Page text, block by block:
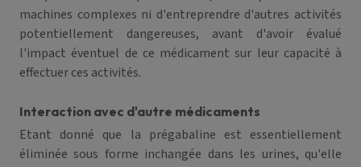
machines complexes ni d'entreprendre d'autres activités
potentiellement dangereuses, avant d'avoir évalué
l'impact éventuel de ce médicament sur leur capacité à
effectuer ces activités.
Interaction avec d'autre médicaments
Etant donné que la prégabaline est essentiellement
éliminée sous forme inchangée dans les urines, qu'elle